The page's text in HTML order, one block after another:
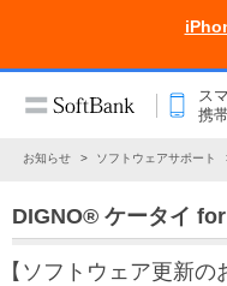
ス
携
お知らせ ソフトウェアサポート
DIGNO® ケータイ
【ソフトウェア更新の